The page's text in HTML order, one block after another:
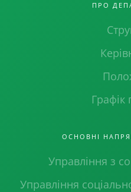
ПРО
ОСНОВНІ
Управління з
Управління